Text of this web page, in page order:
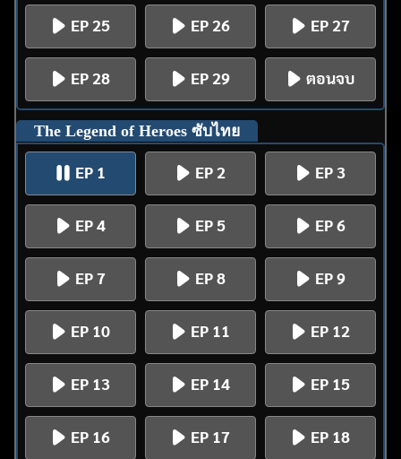
EP 25 EP 26 EP 27
EP 28 EP 29 ตอนจบ
The Legend of Heroes ซับไทย
EP 1 EP 2 EP 3
EP 4 EP 5 EP 6
EP 7 EP 8 EP 9
EP 10 EP 11 EP 12
EP 13 EP 14 EP 15
EP 16 EP 17 EP 18